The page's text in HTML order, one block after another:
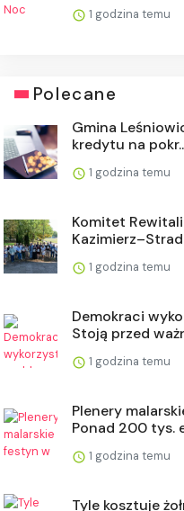
1 godzina temu
Polecane
Gmina
kredytu na
1 godzina temu
Komitet
1 godzina temu
Demokraci
Stoją przed
1 godzina temu
Plenery
Ponad 200 tys.
1 godzina temu
Tyle kosztuje